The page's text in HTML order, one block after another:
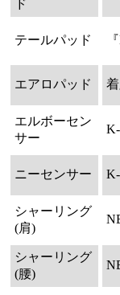
ド
テールパッド
エアロパッド
エルボーセン
サー
ニーセンサー
シャーリング
(肩)
シャーリング
(腰)